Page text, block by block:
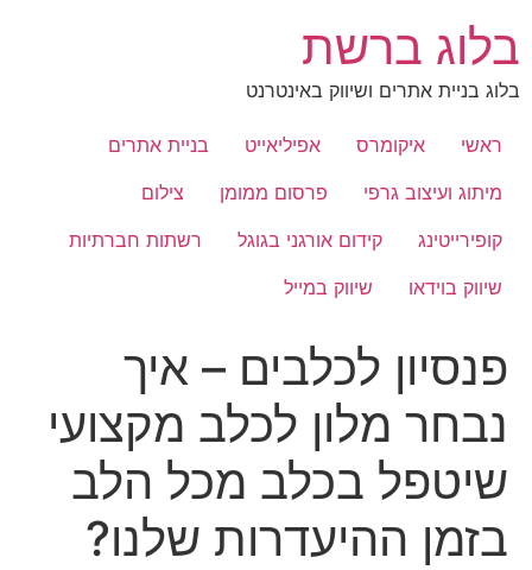
לתוכן
בלוג ברשת
בלוג בניית אתרים ושיווק באינטרנט
ראשי איקומרס אפיליאייט
בניית אתרים
מיתוג ועיצוב גרפי
פרסום ממומן
צילום
קופירייטינג
קידום אורגני בגוגל
רשתות חברתיות
שיווק בוידאו
שיווק במייל
פנסיון לכלבים – איך
נבחר מלון לכלב מקצועי
שיטפל בכלב מכל הלב
בזמן ההיעדרות שלנו?